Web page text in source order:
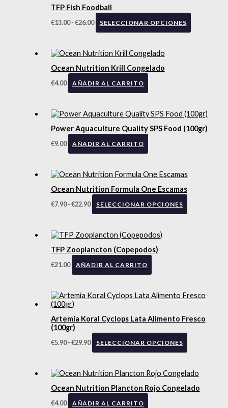
TFP Fish Foodball
€13.00 -€26.00 SELECCIONAR OPCIONES
Ocean Nutrition Krill Congelado
€4.00 AÑADIR AL CARRITO
Power Aquaculture Quality SPS Food (100gr)
€9.00 AÑADIR AL CARRITO
Ocean Nutrition Formula One Escamas
€7.90 -€22.90 SELECCIONAR OPCIONES
TFP Zooplancton (Copepodos)
€21.00 AÑADIR AL CARRITO
Artemia Koral Cyclops Lata Alimento Fresco
(100gr)
€5.90 -€29.90 SELECCIONAR OPCIONES
Ocean Nutrition Plancton Rojo Congelado
€4.00 AÑADIR AL CARRITO